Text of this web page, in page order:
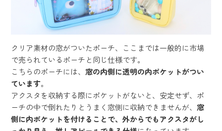
クリア素材の窓がついたポーチ、ここまでは一般的に市場
で売られているポーチと同じ仕様です。
こちらのポーチには、窓の内側に透明の内ポケットがつい
ています。
アクスタを収納する際にポケットがないと、安定せず、ポ
ーチの中で倒れたりとうまく窓側に収納できませんが、窓
側に内ポケットを付けることで、外からでもアクスタがし